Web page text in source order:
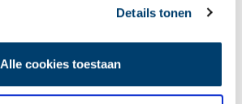
Details tonen
Alle cookies toestaan